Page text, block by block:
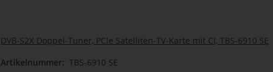
DVB-S2X Doppel-Tuner, PCIe Satelliten-TV-Karte mit CI, TBS-6910 SE
Artikelnummer: TBS-6910 SE